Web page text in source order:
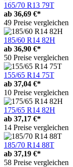
165/70 R13 79T
ab 36,69 €*
49 Preise vergleichen
185/60 R14 82H
ab 36,90 €*
50 Preise vergleichen
155/65 R14 75T
ab 37,04 €*
10 Preise vergleichen
175/65 R14 82H
ab 37,17 €*
14 Preise vergleichen
185/70 R14 88T
ab 37,19 €*
58 Preise vergleichen